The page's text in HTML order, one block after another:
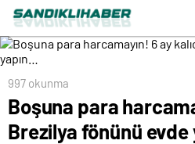
997 okunma
Boşuna para
Brezilya fönünü evde